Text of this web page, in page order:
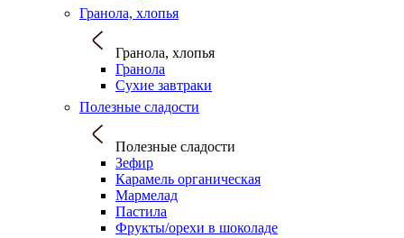
Гранола, хлопья
Гранола, хлопья
Гранола
Сухие завтраки
Полезные сладости
Полезные сладости
Зефир
Карамель органическая
Мармелад
Пастила
Фрукты/орехи в шоколаде